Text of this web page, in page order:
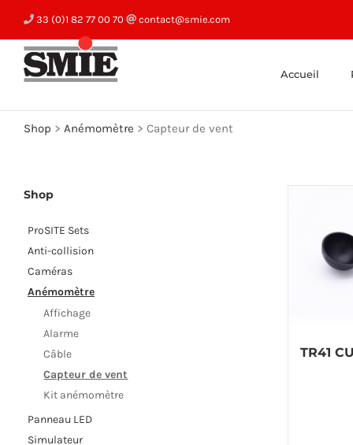
content
33 (0)1 82 77 00 70 contact@smie.com
Accueil
Shop > Anémomètre > Capteur de vent
TR41
Shop
ProSITE Sets
Anti-collision
Caméras
Anémomètre
Affichage
Alarme
Câble
Capteur de vent
Kit anémomètre
Panneau LED
Simulateur